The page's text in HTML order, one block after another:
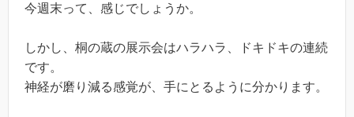
今週末って、感じでしょうか。
しかし、桐の蔵の展示会はハラハラ、ドキドキの連続
です。
神経が磨り減る感覚が、手にとるように分かります。